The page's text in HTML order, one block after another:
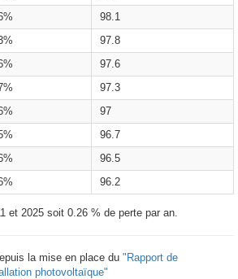
98.1
97.8
97.6
97.3
97
96.7
96.5
96.2
et 2025 soit 0.26 % de perte par an.
la mise en place du "Rapport de
photovoltaïque"